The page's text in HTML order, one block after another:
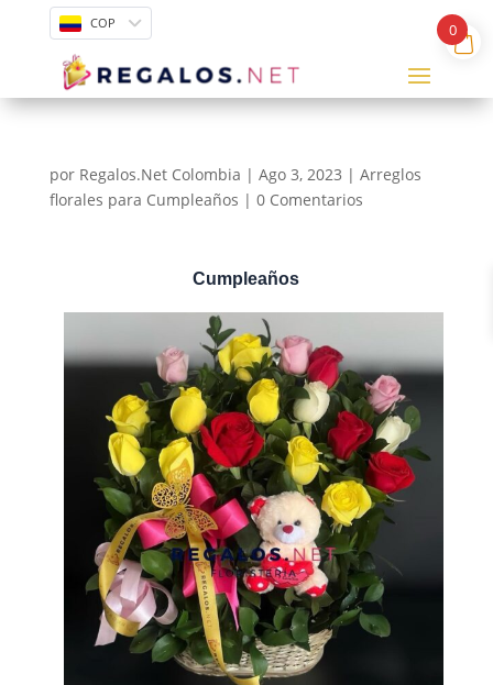
COP
por Regalos.Net Colombia | Ago 3, 2023 | Arreglos
florales para Cumpleaños | 0 Comentarios
Cumpleaños
0